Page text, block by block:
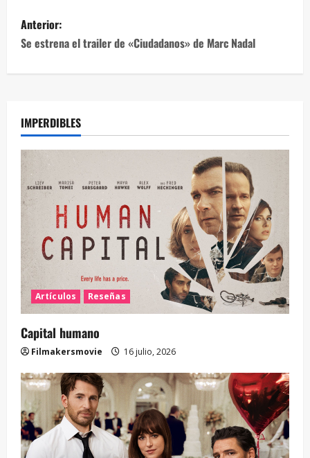
Anterior:
Se estrena el trailer de «Ciudadanos» de Marc Nadal
IMPERDIBLES
Artículos Reseñas
Capital humano
Filmakersmovie 16 julio, 2026